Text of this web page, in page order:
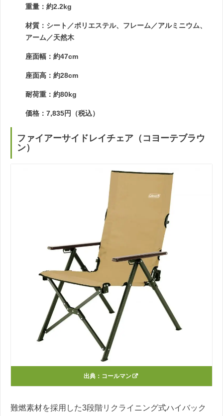
重量：約2.2kg
材質：シート／ポリエステル、フレーム／アルミニウム、
アーム／天然木
座面幅：約47cm
座面高：約28cm
耐荷重：約80kg
価格：7,835円（税込）
ファイアーサイドレイチェア（コヨーテブラウ
ン）
出典： コールマン
難燃素材を採用した3段階リクライニング式ハイバック